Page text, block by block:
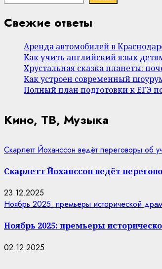
Свежие ответы
Аренда автомобилей в
Как учить английский язык
Хрустальная сказка планеты:
Как устроен современный
Полный план подготовки к ЕГЭ
Кино, ТВ, Музыка
Скарлетт Йоханссон ведёт переговоры об
Скарлетт Йоханссон ведёт
23.12.2025
Ноябрь 2025: премьеры исторической
Ноябрь 2025: премьеры
02.12.2025